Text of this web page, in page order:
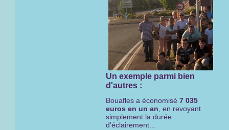
Un exemple parmi bien
d'autres :
Bouafles a économisé 7 035
euros en un an, en revoyant
simplement la durée
d'éclairement...